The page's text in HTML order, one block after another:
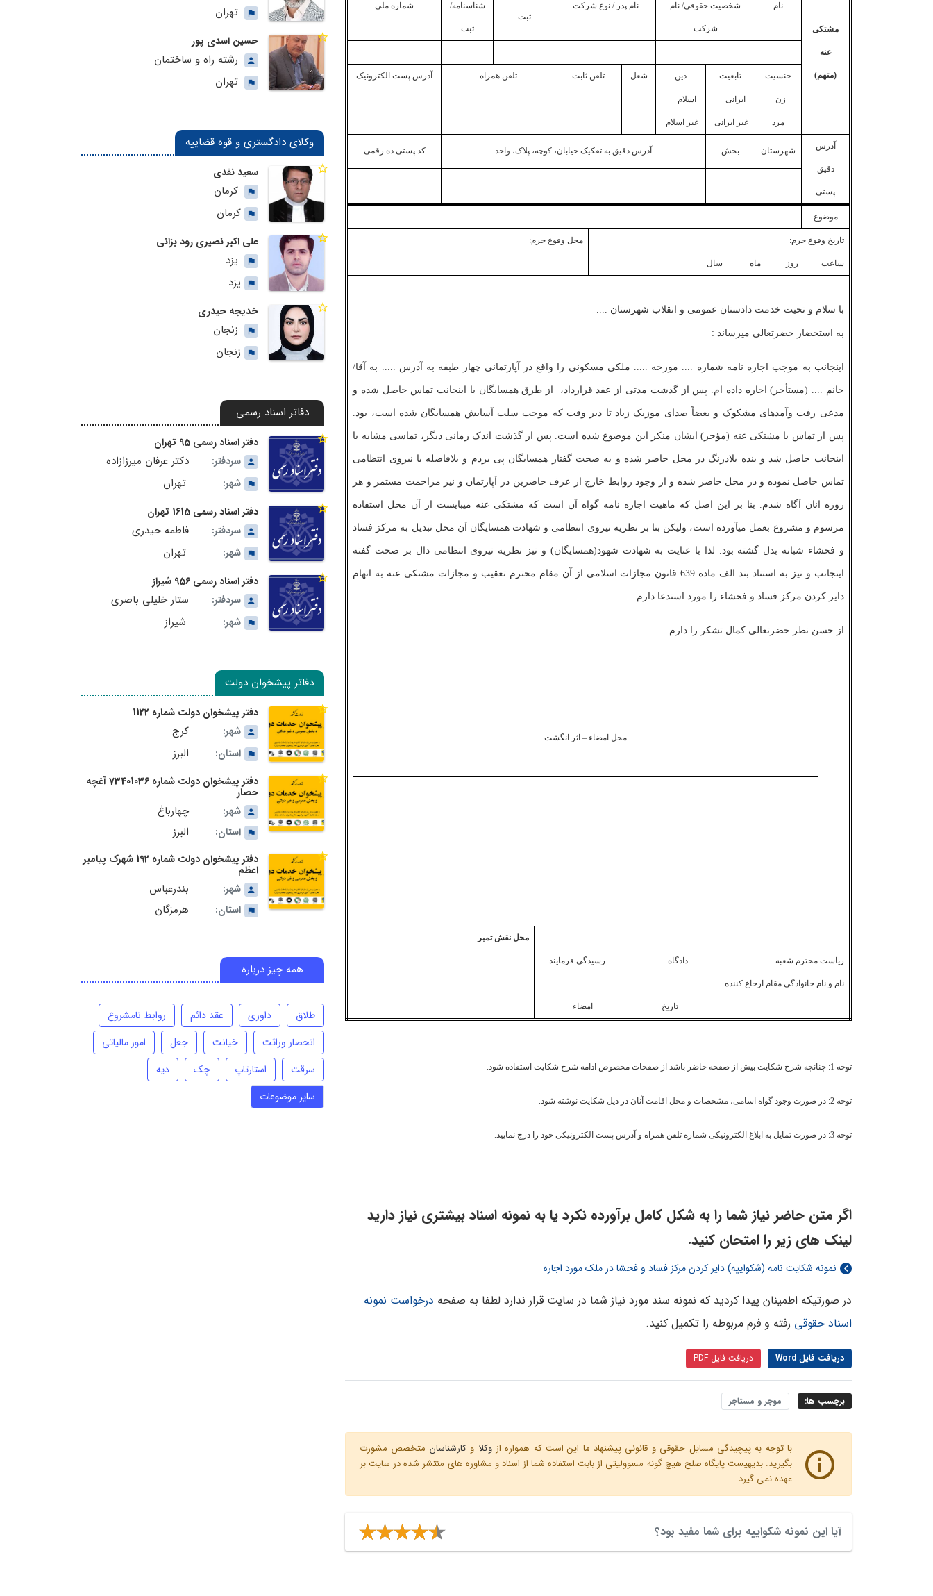
مشتکی
عنه
(متهم)
نام شخصیت حقوقی/ نام
شرکت
نام پدر / نوع شرکت
ثبت
شناسنامه/
ثبت
شماره ملی
جنسیت تابعیت دین شغل تلفن ثابت تلفن همراه آدرس پست الکترونیک
زن
مرد
ایرانی
غیر ایرانی
اسلام
غیر اسلام
آدرس
دقیق
پستی
شهرستان بخش آدرس دقیق به تفکیک خیابان، کوچه، پلاک، واحد کد پستی ده رقمی
موضوع
تاریخ وقوع جرم:
ساعت روز ماه سال
محل وقوع جرم:
با سلام و تحیت خدمت دادستان عمومی و انقلاب شهرستان ....
به استحضار حضرتعالی می­رساند :
اینجانب به موجب اجاره ­نامه شماره .... مورخه ..... ملکی مسکونی را واقع در آپارتمانی چهار طبقه به آدرس ..... به آقا/
خانم .... (مستأجر) اجاره داده ام. پس از گذشت مدتی از عقد قرارداد، از طرق همسایگان با اینجانب تماس حاصل شده و
مدعی رفت­ وآمدهای مشکوک و بعضاً صدای موزیک زیاد تا دیر وقت که موجب سلب آسایش همسایگان شده است، بود.
پس از تماس با مشتکی­ عنه (مؤجر) ایشان منکر این موضوع شده است. پس از گذشت اندک زمانی دیگر، تماسی مشابه با
اینجانب حاصل شد و بنده بلادرنگ در محل حاضر شده و به صحت گفتار همسایگان پی بردم و بلافاصله با نیروی انتظامی
تماس حاصل نموده و در محل حاضر شده و از وجود روابط خارج از عرف حاضرین در آپارتمان و نیز مزاحمت مستمر و هر
روزه انان آگاه شدم. بنا بر این اصل که ماهیت اجاره ­نامه گواه آن است که مشتکی ­عنه می­بایست از آن محل استفاده
مرسوم و مشروع بعمل می­آورده است، ولیکن بنا بر نظریه نیروی انتظامی و شهادت همسایگان آن محل تبدیل به مرکز فساد
و فحشاء شبانه بدل گشته بود. لذا با عنایت به شهادت شهود(همسایگان) و نیز نظریه نیروی انتظامی دال بر صحت گفته
اینجانب و نیز به استناد بند الف ماده 639 قانون مجازات اسلامی از آن مقام محترم تعقیب و مجازات مشتکی عنه به اتهام
دایر کردن مرکز فساد و فحشاء را مورد استدعا دارم.
از حسن نظر حضرتعالی کمال تشکر را دارم.
محل امضاء – اثر انگشت
ریاست محترم شعبه دادگاه رسیدگی فرمایند.
نام و نام خانوادگی مقام ارجاع کننده
تاریخ امضاء
محل نقش تمبر
توجه 1: چنانچه شرح شکایت بیش از صفحه حاضر باشد از صفحات مخصوص ادامه شرح شکایت استفاده شود.
توجه 2: در صورت وجود گواه اسامی، مشخصات و محل اقامت آنان در ذیل شکایت نوشته شود.
توجه 3: در صورت تمایل به ابلاغ الکترونیکی شماره تلفن همراه و آدرس پست الکترونیکی خود را درج نمایید.
اگر متن حاضر نیاز شما را به شکل کامل برآورده نکرد یا به نمونه اسناد بیشتری نیاز دارید
لینک های زیر را امتحان کنید.
نمونه شکایت نامه (شکواییه) دایر کردن مرکز فساد و فحشا در ملک مورد اجاره
در صورتیکه اطمینان پیدا کردید که نمونه سند مورد نیاز شما در سایت قرار ندارد لطفا به صفحه درخواست نمونه
اسناد حقوقی رفته و فرم مربوطه را تکمیل کنید.
دریافت فایل Word دریافت فایل PDF
برچسب ها: موجر و مستاجر
با توجه به پیچیدگی مسایل حقوقی و قانونی پیشنهاد ما این است که همواره ازوکلا وکارشناسان متخصص مشورت
بگیرید. بدیهیست پایگاه صلح هیچ گونه مسوولیتی از بابت استفاده شما از اسناد و مشاوره های منتشر شده در سایت بر
عهده نمی گیرد.
آیا این نمونه شکواییه برای شما مفید بود؟
تهران
حسین اسدی پور
رشته راه و ساختمان
تهران
وکلای دادگستری و قوه قضاییه
سعید نقدی
کرمان
کرمان
علی اکبر نصیری رود بزانی
یزد
یزد
خدیجه حیدری
زنجان
زنجان
دفاتر اسناد رسمی
دفتر اسناد رسمی 95 تهران
سردفتر:
دکتر عرفان میرزازاده
شهر: تهران
دفتر اسناد رسمی 1615 تهران
سردفتر:
فاطمه حیدری
شهر: تهران
دفتر اسناد رسمی 956 شیراز
سردفتر:
ستار خلیلی باصری
شهر: شیراز
دفاتر پیشخوان دولت
دفتر پیشخوان دولت شماره 1122
شهر:
کرج
استان: البرز
دفتر پیشخوان دولت شماره 73401036 آغچه
حصار
شهر:
چهارباغ
استان: البرز
دفتر پیشخوان دولت شماره 192 شهرک پیامبر
اعظم
شهر:
بندرعباس
استان: هرمزگان
همه چیز درباره
طلاق داوری عقد دائم
روابط نامشروع
انحصار وراثت
خیانت جعل
امور مالیاتی
سرقت
استارتاپ چک
دیه
سایر موضوعات